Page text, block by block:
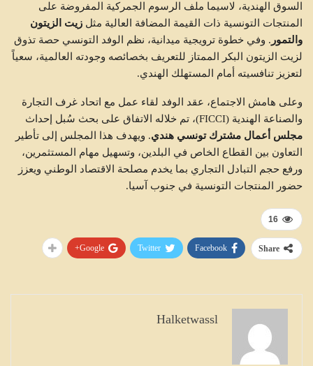
السوق الهندية، لاسيما ملف الرسوم الجمركية المفروضة على
المنتجات التونسية ذات القيمة المضافة العالية مثل زيت الزيتون
والتمور . وفي خطوة ترويجية ميدانية، نظم الوفد التونسي حصة تذوق
لزيت الزيتون البكر الممتاز للتعريف بخصائصه وجودته العالمية، سعياً
لتعزيز تنافسيته أمام المستهلك الهندي.
وعلى هامش الاجتماع، عقد الوفد لقاء عمل مع اتحاد غرف التجارة
والصناعة الهندية (FICCI)، تم خلاله الاتفاق على بحث سُبل إحداث
مجلس أعمال مشترك تونسي هندي. ويهدف هذا المجلس إلى تأطير
التعاون بين القطاع الخاص في البلدين، وتسهيل مهام المستثمرين،
ورفع حجم التبادل التجاري بما يخدم مصلحة الاقتصاد الوطني ويعزز
حضور المنتجات التونسية في جنوب آسيا.
16
Share
Facebook
Twitter
Google+
Halketwassl